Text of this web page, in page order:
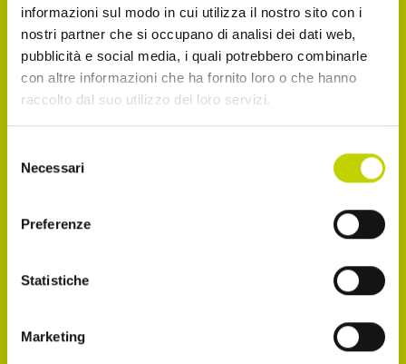
informazioni sul modo in cui utilizza il nostro sito con i
nostri partner che si occupano di analisi dei dati web,
pubblicità e social media, i quali potrebbero combinarle
con altre informazioni che ha fornito loro o che hanno
raccolto dal suo utilizzo dei loro servizi.
delNecessari
Preferenze
Statistiche
Marketing
Email
Dichiaro di avere più di 14 anni
Accetto di ricevere comunicazioni, come
Reg. UE 2016/679
Accetto la normativa sulla privacy